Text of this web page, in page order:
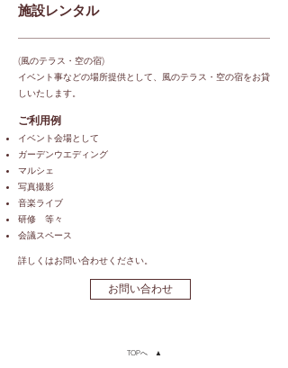
施設レンタル
(風のテラス・空の宿)
イベント事などの場所提供として、風のテラス・空の宿をお貸
しいたします。
ご利用例
イベント会場として
ガーデンウエディング
マルシェ
写真撮影
音楽ライブ
研修 等々
会議スペース
詳しくはお問い合わせください。
お問い合わせ
TOPへ ▲